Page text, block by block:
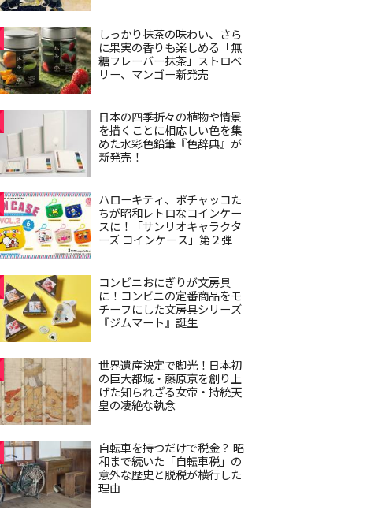
しっかり抹茶の味わい、さら
に果実の香りも楽しめる「無
糖フレーバー抹茶」ストロベ
リー、マンゴー新発売
日本の四季折々の植物や情景
を描くことに相応しい色を集
めた水彩色鉛筆『色辞典』が
新発売！
ハローキティ、ポチャッコた
ちが昭和レトロなコインケー
スに！「サンリオキャラクタ
ーズ コインケース」第２弾
コンビニおにぎりが文房具
に！コンビニの定番商品をモ
チーフにした文房具シリーズ
『ジムマート』誕生
世界遺産決定で脚光！日本初
の巨大都城・藤原京を創り上
げた知られざる女帝・持統天
皇の凄絶な執念
自転車を持つだけで税金？ 昭
和まで続いた「自転車税」の
意外な歴史と脱税が横行した
理由